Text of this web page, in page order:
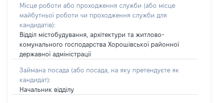
Місце роботи або проходження служби (або місце
майбутньої роботи чи проходження служби для
кандидатів):
Відділ містобудування, архітектури та житлово-
комунального господарства Хорошівської районної
державної адміністрації
Займана посада (або посада, на яку претендуєте як
кандидат):
Начальник відділу